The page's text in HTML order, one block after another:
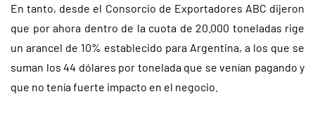
En tanto, desde el Consorcio de Exportadores ABC dijeron
que por ahora dentro de la cuota de 20.000 toneladas rige
un arancel de 10% establecido para Argentina, a los que se
suman los 44 dólares por tonelada que se venían pagando y
que no tenía fuerte impacto en el negocio.